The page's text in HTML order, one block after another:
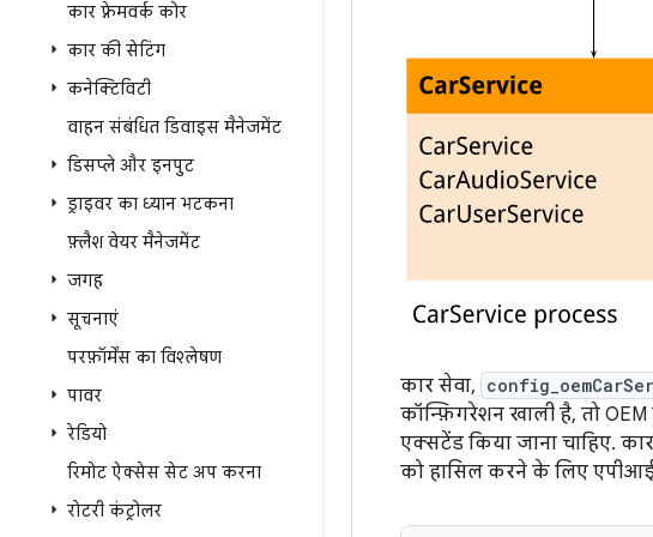
कार फ़्रेमवर्क कोर
कार की सेटिंग
कनेक्टिविटी
वाहन संबंधित डिवाइस मैनेजमेंट
डिसप्ले और इनपुट
ड्राइवर का ध्यान भटकना
फ़्लैश वेयर मैनेजमेंट
जगह
सूचनाएं
परफ़ॉर्मेंस का विश्लेषण
पावर
रेडियो
रिमोट ऐक्सेस सेट अप करना
रोटरी कंट्रोलर
कार सेवा,
कॉन्फ़िगरेशन खाली है, तो
एक्सटेंड किया जाना चाहिए.
को हासिल करने के लिए